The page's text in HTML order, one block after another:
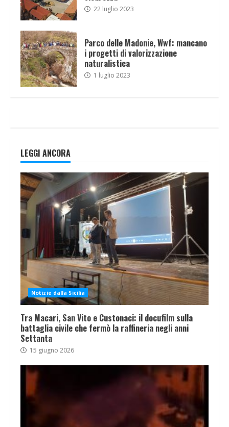
22 luglio 2023
Parco delle Madonie, Wwf: mancano
i progetti di valorizzazione
naturalistica
1 luglio 2023
LEGGI ANCORA
Notizie dalla Sicilia
Tra Macari, San Vito e Custonaci: il docufilm sulla
battaglia civile che fermò la raffineria negli anni
Settanta
15 giugno 2026